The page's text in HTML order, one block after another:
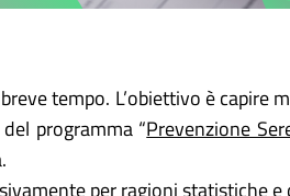
tempo. L’obiettivo è
programma “Prevenzione
per ragioni statistiche e